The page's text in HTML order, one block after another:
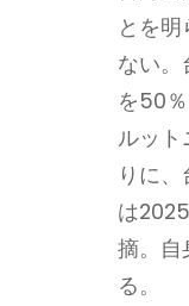
とを
ない
を50
ルッ
りに
は
摘。
る。